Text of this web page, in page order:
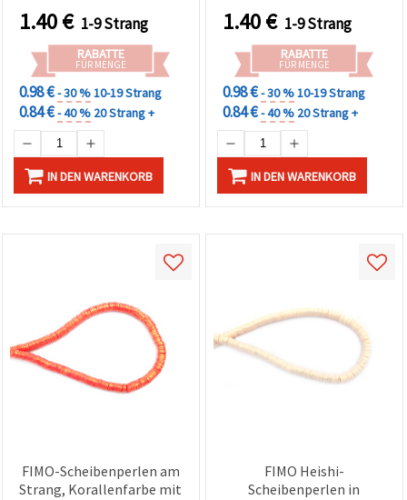
perfekt für Schmuck,
Accessoires & DIY-
Basteln, ca. 350 Stk.
1.40€ 1-9 Strang
RABATTE
FÜR MENGE
0.98 €- 30 %10-19 Strang
0.84 €- 40 % 20 Strang +
IN DEN WARENKORB
goldfarbenem Pigment,
ca. 350 Stück
1.40€ 1-9 Strang
RABATTE
FÜR MENGE
0.98 €- 30 %10-19 Strang
0.84 €- 40 % 20 Strang +
IN DEN WARENKORB
FIMO-Scheibenperlen am
Strang, Korallenfarbe mit
FIMO Heishi-
Scheibenperlen in